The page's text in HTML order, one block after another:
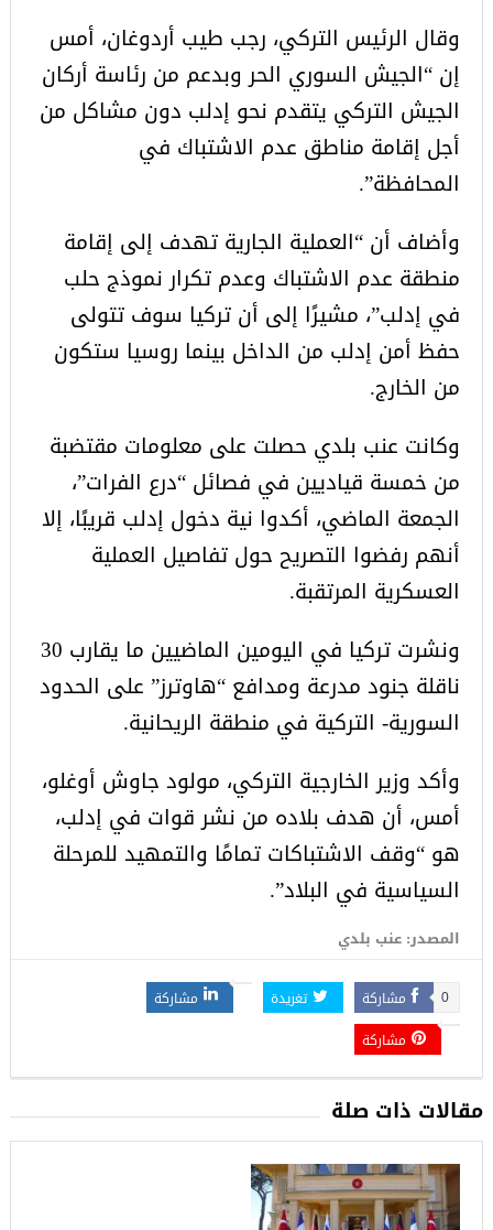
وقال الرئيس التركي، رجب طيب أردوغان، أمس
إن “الجيش السوري الحر وبدعم من رئاسة أركان
الجيش التركي يتقدم نحو إدلب دون مشاكل من
أجل إقامة مناطق عدم الاشتباك في
المحافظة”.
وأضاف أن “العملية الجارية تهدف إلى إقامة
منطقة عدم الاشتباك وعدم تكرار نموذج حلب
في إدلب”، مشيرًا إلى أن تركيا سوف تتولى
حفظ أمن إدلب من الداخل بينما روسيا ستكون
من الخارج.
وكانت عنب بلدي حصلت على معلومات مقتضبة
من خمسة قياديين في فصائل “درع الفرات”،
الجمعة الماضي، أكدوا نية دخول إدلب قريبًا، إلا
أنهم رفضوا التصريح حول تفاصيل العملية
العسكرية المرتقبة.
ونشرت تركيا في اليومين الماضيين ما يقارب 30
ناقلة جنود مدرعة ومدافع “هاوترز” على الحدود
السورية- التركية في منطقة الريحانية.
وأكد وزير الخارجية التركي، مولود جاوش أوغلو،
أمس، أن هدف بلاده من نشر قوات في إدلب،
هو “وقف الاشتباكات تمامًا والتمهيد للمرحلة
السياسية في البلاد”.
المصدر: عنب بلدي
مشاركة 0 تغريدة
مشاركة
مشاركة
مقالات ذات صلة